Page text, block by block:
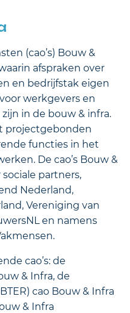
(cao’s) Bouw &
afspraken over
en bedrijfstak eigen
werkgevers en
in de bouw & infra.
projectgebonden
functies in het
De cao’s Bouw &
partners,
Nederland,
Vereniging van
en namens
cao’s: de
& Infra, de
cao Bouw & Infra
& Infra